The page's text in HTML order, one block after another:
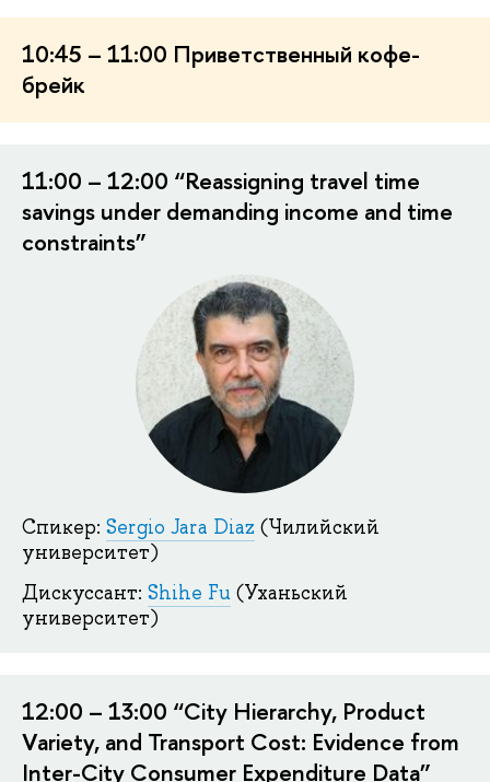
10:45 – 11:00 Приветственный кофе-
брейк
11:00 – 12:00 “Reassigning travel time
savings under demanding income and time
constraints”
Спикер: Sergio Jara Diaz (Чилийский
университет)
Дискуссант: Shihe Fu (Уханьский
университет)
12:00 – 13:00 “City Hierarchy, Product
Variety, and Transport Cost: Evidence from
Inter-City Consumer Expenditure Data”